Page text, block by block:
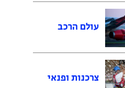
עולם הרכב
צרכנות ופנאי